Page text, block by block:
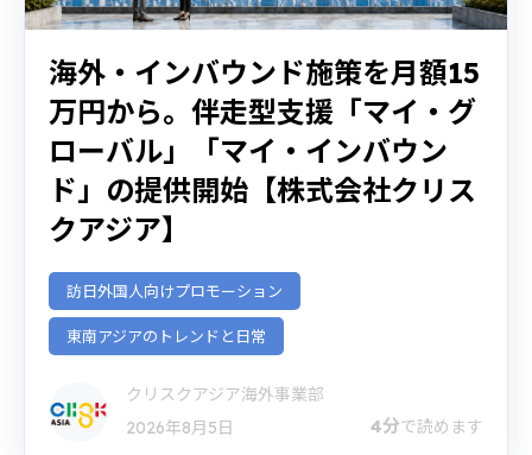
海外・インバウンド施策を月額15
万円から。伴走型支援「マイ・グ
ローバル」「マイ・インバウン
ド」の提供開始【株式会社クリス
クアジア】
訪日外国人向けプロモーション
東南アジアのトレンドと日常
クリスクアジア海外事業部
2026年8月5日
4分で読めます